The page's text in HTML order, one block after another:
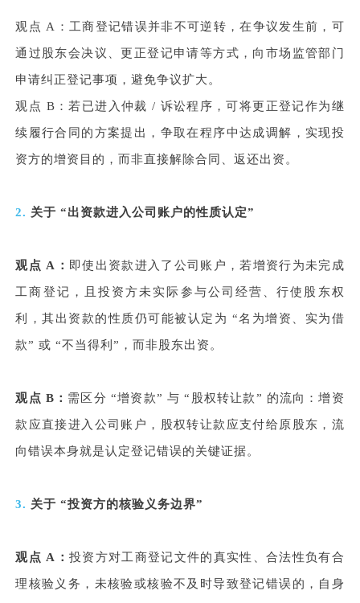
观点 A：工商登记错误并非不可逆转，在争议发生前，可
通过股东会决议、更正登记申请等方式，向市场监管部门
申请纠正登记事项，避免争议扩大。
观点 B：若已进入仲裁 / 诉讼程序，可将更正登记作为继
续履行合同的方案提出，争取在程序中达成调解，实现投
资方的增资目的，而非直接解除合同、返还出资。
2. 关于 “出资款进入公司账户的性质认定”
观点 A： 即使出资款进入了公司账户，若增资行为未完成
工商登记，且投资方未实际参与公司经营、行使股东权
利，其出资款的性质仍可能被认定为 “名为增资、实为借
款” 或 “不当得利”，而非股东出资。
观点 B： 需区分 “增资款” 与 “股权转让款” 的流向：增资
款应直接进入公司账户，股权转让款应支付给原股东，流
向错误本身就是认定登记错误的关键证据。
3. 关于 “投资方的核验义务边界”
观点 A： 投资方对工商登记文件的真实性、合法性负有合
理核验义务，未核验或核验不及时导致登记错误的，自身